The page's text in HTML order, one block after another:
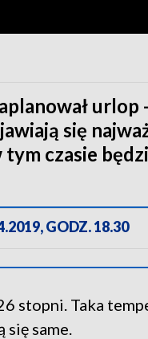
urlop
się
tym czasie
GODZ. 18.30
stopni. Taka
same.